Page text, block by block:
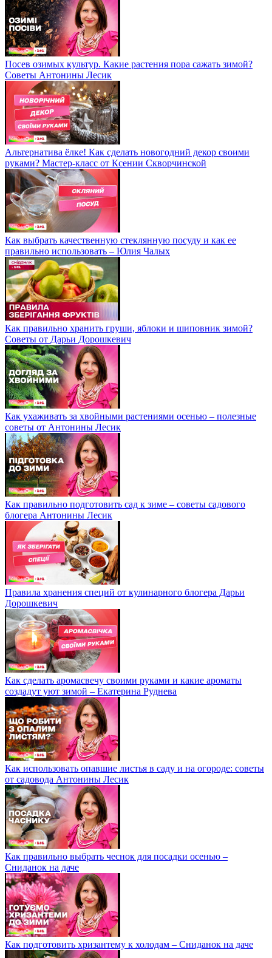
Посев озимых культур. Какие растения пора сажать зимой?
Советы Антонины Лесик
Альтернатива ёлке! Как сделать новогодний декор своими
руками? Мастер-класс от Ксении Скворчинской
Как выбрать качественную стеклянную посуду и как ее
правильно использовать – Юлия Чалых
Как правильно хранить груши, яблоки и шиповник зимой?
Советы от Дарьи Дорошкевич
Как ухаживать за хвойными растениями осенью – полезные
советы от Антонины Лесик
Как правильно подготовить сад к зиме – советы садового
блогера Антонины Лесик
Правила хранения специй от кулинарного блогера Дарьи
Дорошкевич
Как сделать аромасвечу своими руками и какие ароматы
создадут уют зимой – Екатерина Руднева
Как использовать опавшие листья в саду и на огороде: советы
от садовода Антонины Лесик
Как правильно выбрать чеснок для посадки осенью –
Сниданок на даче
Как подготовить хризантему к холодам – Сниданок на даче